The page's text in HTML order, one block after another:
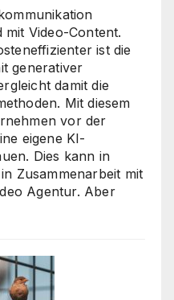
ist
Video-Content.
ist die
generativer
damit die
Mit diesem
vor der
eigene KI-
Dies kann in
Zusammenarbeit mit
Agentur. Aber